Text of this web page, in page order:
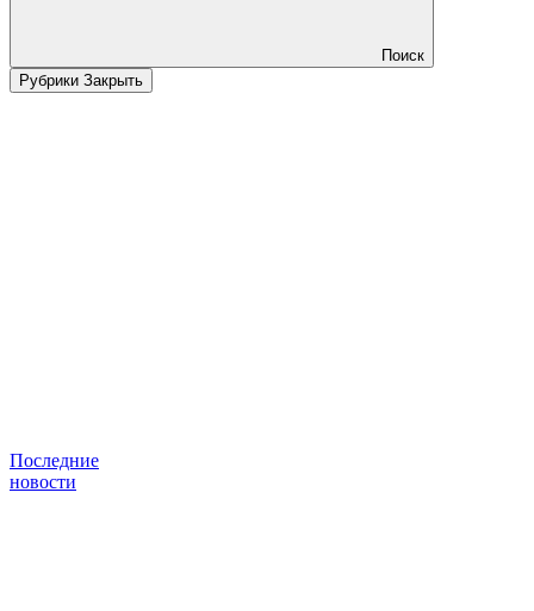
Поиск
Рубрики Закрыть
Последние
новости